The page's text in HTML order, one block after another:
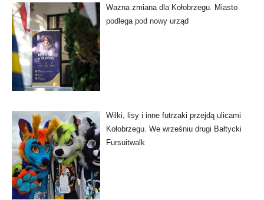
Ważna zmiana dla Kołobrzegu. Miasto
podlega pod nowy urząd
Wilki, lisy i inne futrzaki przejdą ulicami
Kołobrzegu. We wrześniu drugi Bałtycki
Fursuitwalk